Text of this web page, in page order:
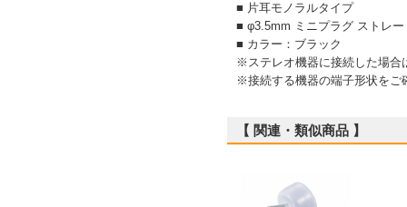
■ 片耳モノラルタイプ
■ φ3.5mm ミニプラグ ストレー
■ カラー：ブラック
※ステレオ機器に接続した場合
※接続する機器の端子形状をご
【 関連・類似商品 】